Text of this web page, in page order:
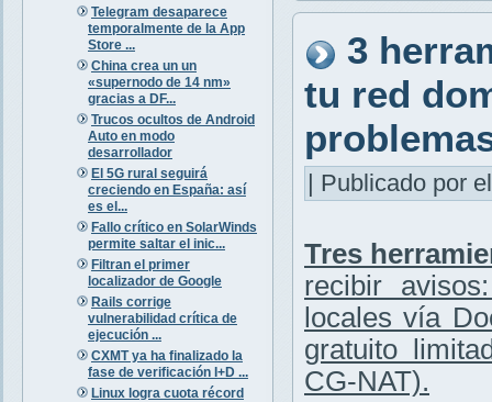
Telegram desaparece
temporalmente de la App
Store ...
China crea un un
«supernodo de 14 nm»
gracias a DF...
Trucos ocultos de Android
Auto en modo
desarrollador
El 5G rural seguirá
creciendo en España: así
es el...
Fallo crítico en SolarWinds
permite saltar el inic...
Filtran el primer
localizador de Google
Rails corrige
vulnerabilidad crítica de
ejecución ...
CXMT ya ha finalizado la
fase de verificación I+D ...
Linux logra cuota récord
3
tu red
| Publicado por
Tres
recibir
locales vía
gratuito
CG-NAT).